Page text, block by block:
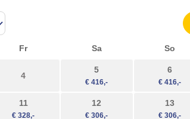
Fr Sa So
4
5 6
11 12 13